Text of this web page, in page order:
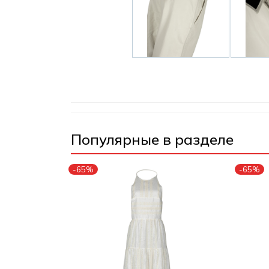
Популярные в разделе
-65% -65%